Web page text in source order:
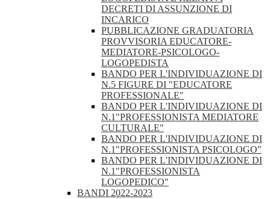
DECRETI DI ASSUNZIONE DI
INCARICO
PUBBLICAZIONE GRADUATORIA
PROVVISORIA EDUCATORE-
MEDIATORE-PSICOLOGO-
LOGOPEDISTA
BANDO PER L'INDIVIDUAZIONE DI
N.5 FIGURE DI "EDUCATORE
PROFESSIONALE"
BANDO PER L'INDIVIDUAZIONE DI
N.1"PROFESSIONISTA MEDIATORE
CULTURALE"
BANDO PER L'INDIVIDUAZIONE DI
N.1"PROFESSIONISTA PSICOLOGO"
BANDO PER L'INDIVIDUAZIONE DI
N.1"PROFESSIONISTA
LOGOPEDICO"
BANDI 2022-2023